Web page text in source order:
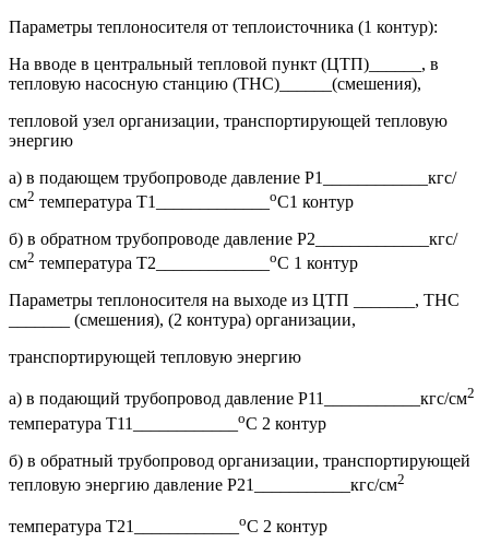
Параметры теплоносителя от теплоисточника (1 контур):
На вводе в центральный тепловой пункт (ЦТП)______, в
тепловую насосную станцию (ТНС)______(смешения),
тепловой узел организации, транспортирующей тепловую
энергию
а) в подающем трубопроводе давление Р1____________кгс/
см2 температура Т1_____________ оС1 контур
б) в обратном трубопроводе давление Р2_____________кгс/
см2 температура Т2_____________ оС 1 контур
Параметры теплоносителя на выходе из ЦТП _______, ТНС
_______ (смешения), (2 контура) организации,
транспортирующей тепловую энергию
а) в подающий трубопровод давление Р11___________кгс/см2
температура Т11____________ оС 2 контур
б) в обратный трубопровод организации, транспортирующей
тепловую энергию давление Р21___________кгс/см2
температура Т21____________ оС 2 контур